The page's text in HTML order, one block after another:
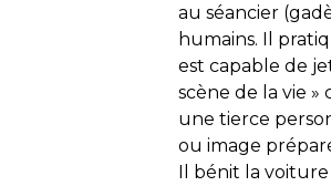
au séancier
humains. Il
est capable de
scène de la vie
une tierce
ou image
Il bénit la voiture